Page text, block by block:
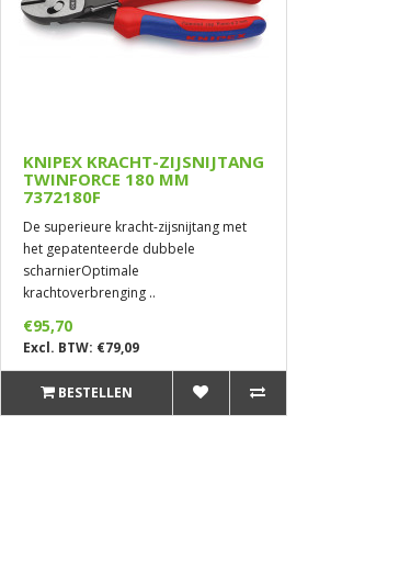
KNIPEX KRACHT-ZIJSNIJTANG
TWINFORCE 180 MM
7372180F
De superieure kracht-zijsnijtang met
het gepatenteerde dubbele
scharnierOptimale
krachtoverbrenging ..
€95,70
Excl. BTW: €79,09
BESTELLEN